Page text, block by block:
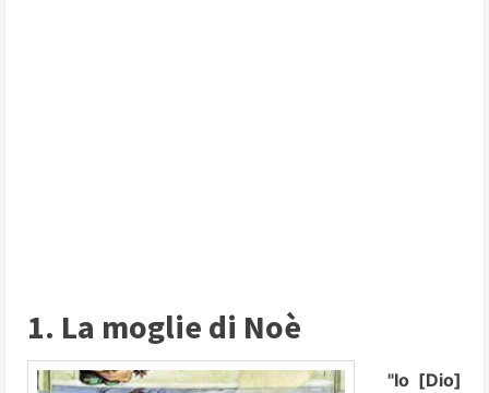
1. La moglie di Noè
"Io [Dio]